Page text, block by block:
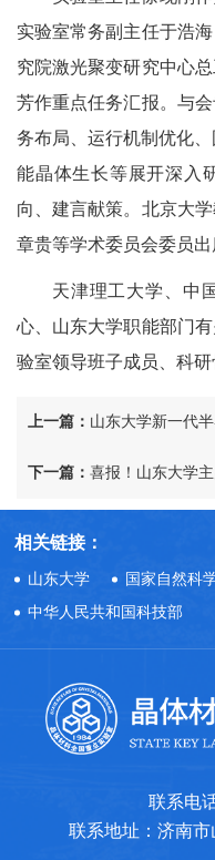
实验室常务副主任于浩
究院激光聚变研究中心
芳作重点任务汇报。与
务布局、运行机制优化
能晶体生长等展开深入
向、建言献策。北京大
章贵等学术委员会委员出
天津理工大学、中
心、山东大学职能部门
验室领导班子成员、科研
上一篇： 山东大学新一代半导体材
下一篇： 喜报！山东大学主办英
相关链接：
山东大学
国家自然科
中华人民共和国科技部
联系电
联系地址：济南市